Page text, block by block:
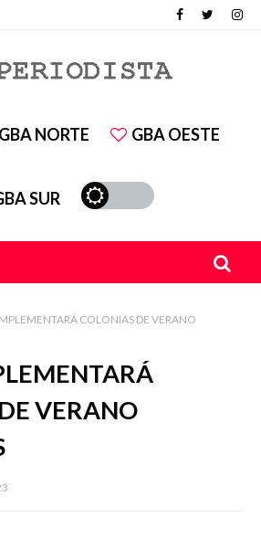
GBA NORTE GBA OESTE
SUR
COLONIAS DE VERANO
VERANO